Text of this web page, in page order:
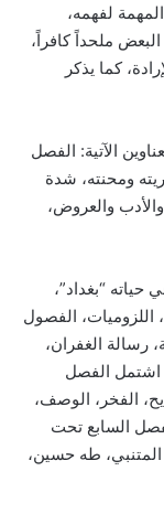
لفهمه،
ملحداً كافراً،
كما يذكر
الآتية: الفصل
ومحنته، شدة
والأدب والعروض،
“بغداد”،
اللزوميات، الفصول
رسالة الغفران،
اشتمل الفصل
الفخر، الوصف،
السابع تحت
المتنبي، طه حسين،